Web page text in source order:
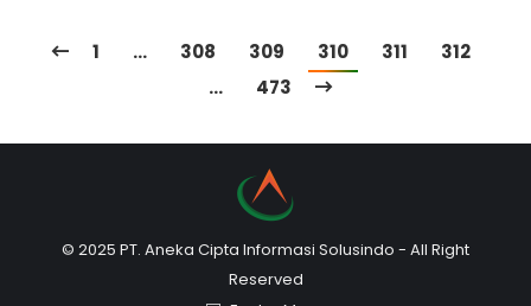
1 … 308 309 310 311
312
…
473
© 2025 PT. Aneka Cipta Informasi Solusindo - All Right
Reserved